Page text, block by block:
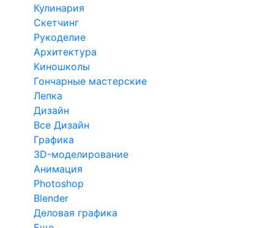
Кулинария
Скетчинг
Рукоделие
Архитектура
Киношколы
Гончарные мастерские
Лепка
Дизайн
Все Дизайн
Графика
3D-моделирование
Анимация
Photoshop
Blender
Деловая графика